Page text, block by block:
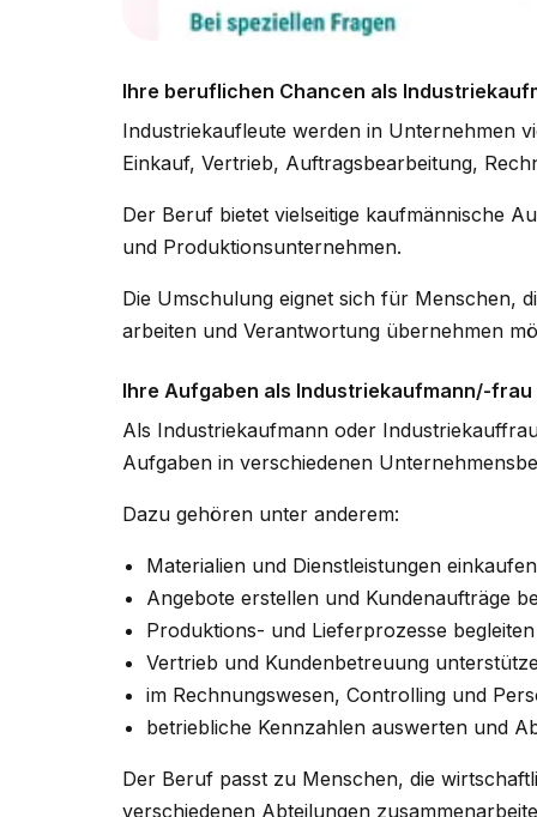
Ihre beruflichen Chancen als
Industriekaufleute werden in Unternehmen
Einkauf, Vertrieb, Auftragsbearbeitung,
Der Beruf bietet vielseitige kaufmännische
und Produktionsunternehmen.
Die Umschulung eignet sich für Menschen,
arbeiten und Verantwortung übernehmen
Ihre Aufgaben als Industriekaufmann/-frau
Als Industriekaufmann oder
Aufgaben in verschiedenen
Dazu gehören unter anderem:
Materialien und Dienstleistungen einkaufen
Angebote erstellen und Kundenaufträge
Produktions- und Lieferprozesse begleiten
Vertrieb und Kundenbetreuung
im Rechnungswesen, Controlling und
betriebliche Kennzahlen auswerten und
Der Beruf passt zu Menschen, die
verschiedenen Abteilungen